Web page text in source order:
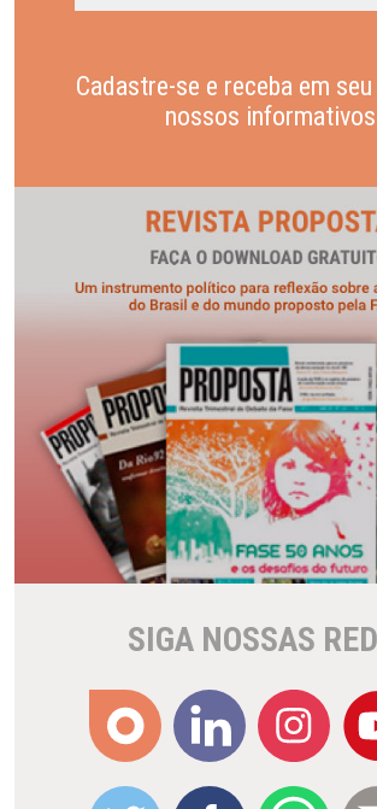
Cadastre-se e receba em
nossos informativos
SIGA NOSSAS